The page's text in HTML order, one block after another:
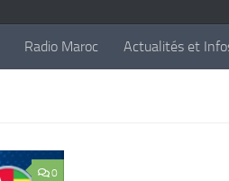
Radio Maroc Actualités et
0